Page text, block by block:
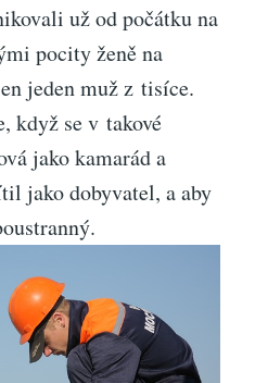
už od počátku na
pocity ženě na
jeden muž z tisíce.
když se v takové
jako kamarád a
jako dobyvatel, a aby